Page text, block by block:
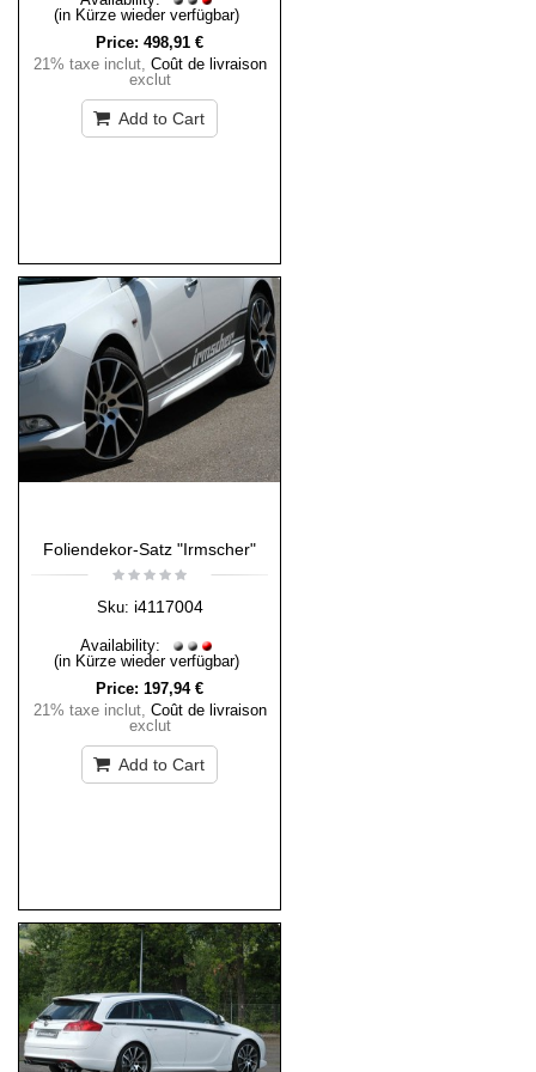
(in Kürze wieder verfügbar)
Price: 498,91 €
21% taxe inclut, Coût de livraison
exclut
Add to Cart
Foliendekor-Satz "Irmscher"
Sku: i4117004
Availability:
(in Kürze wieder verfügbar)
Price: 197,94 €
21% taxe inclut, Coût de livraison
exclut
Add to Cart